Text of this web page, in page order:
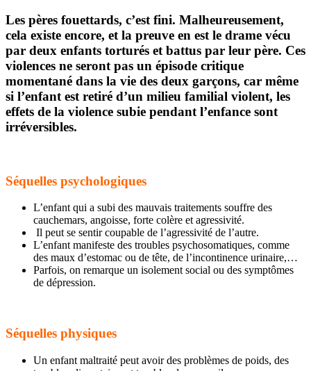
Les pères fouettards, c’est fini. Malheureusement,
cela existe encore, et la preuve en est le drame vécu
par deux enfants torturés et battus par leur père. Ces
violences ne seront pas un épisode critique
momentané dans la vie des deux garçons, car même
si l’enfant est retiré d’un milieu familial violent, les
effets de la violence subie pendant l’enfance sont
irréversibles.
Séquelles psychologiques
L’enfant qui a subi des mauvais traitements souffre des
cauchemars, angoisse, forte colère et agressivité.
Il peut se sentir coupable de l’agressivité de l’autre.
L’enfant manifeste des troubles psychosomatiques, comme
des maux d’estomac ou de tête, de l’incontinence urinaire,…
Parfois, on remarque un isolement social ou des symptômes
de dépression.
Séquelles physiques
Un enfant maltraité peut avoir des problèmes de poids, des